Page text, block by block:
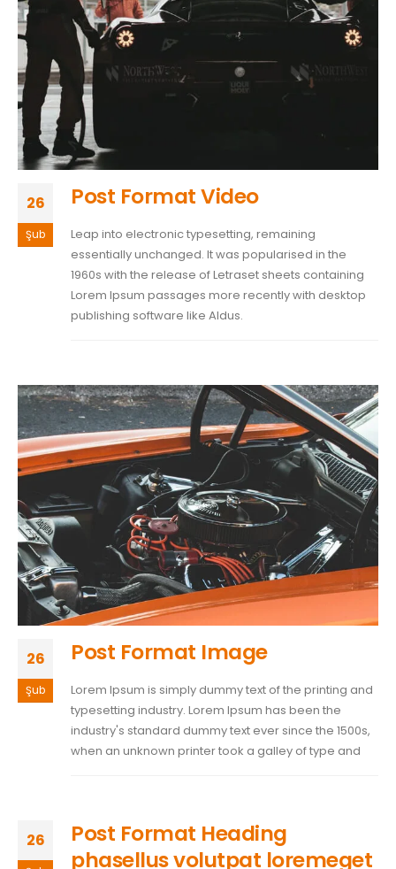
26
Şub
Post Format Video
Leap into electronic typesetting, remaining
essentially unchanged. It was popularised in the
1960s with the release of Letraset sheets containing
Lorem Ipsum passages more recently with desktop
publishing software like Aldus.
26
Şub
Post Format Image
Lorem Ipsum is simply dummy text of the printing and
typesetting industry. Lorem Ipsum has been the
industry's standard dummy text ever since the 1500s,
when an unknown printer took a galley of type and
26
Post Format Heading
phasellus volutpat loremeget